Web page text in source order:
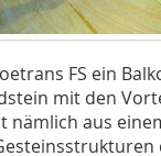
FS ein
mit den
aus